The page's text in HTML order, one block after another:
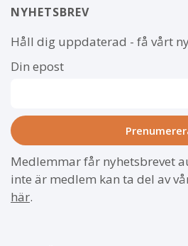
NYHETSBREV
Håll dig uppdaterad - få vårt
Din epost
Medlemmar får nyhetsbrevet
inte är medlem kan ta del av
här.